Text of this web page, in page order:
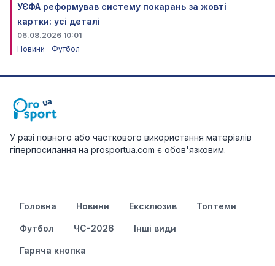
УЄФА реформував систему покарань за жовті
картки: усі деталі
06.08.2026 10:01
Новини
Футбол
У разі повного або часткового використання матеріалів
гіперпосилання на prosportua.com є обов'язковим.
Головна Новини Ексклюзив Топтеми
Футбол ЧС-2026 Інші види
Гаряча кнопка